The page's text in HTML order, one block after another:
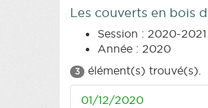
Les couverts en bois
Session : 2020-2021
Année : 2020
3 élément(s) trouvé(s).
01/12/2020